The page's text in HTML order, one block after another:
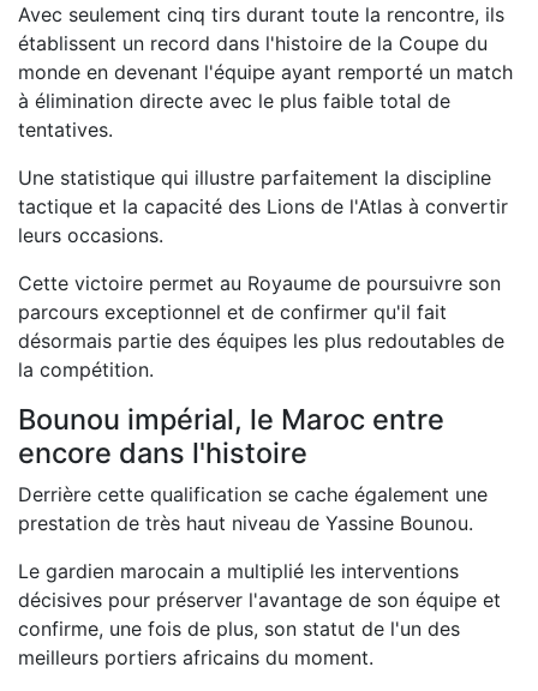
Avec seulement cinq tirs durant toute la rencontre, ils
établissent un record dans l'histoire de la Coupe du
monde en devenant l'équipe ayant remporté un match
à élimination directe avec le plus faible total de
tentatives.
Une statistique qui illustre parfaitement la discipline
tactique et la capacité des Lions de l'Atlas à convertir
leurs occasions.
Cette victoire permet au Royaume de poursuivre son
parcours exceptionnel et de confirmer qu'il fait
désormais partie des équipes les plus redoutables de
la compétition.
Bounou impérial, le Maroc entre
encore dans l'histoire
Derrière cette qualification se cache également une
prestation de très haut niveau de Yassine Bounou.
Le gardien marocain a multiplié les interventions
décisives pour préserver l'avantage de son équipe et
confirme, une fois de plus, son statut de l'un des
meilleurs portiers africains du moment.